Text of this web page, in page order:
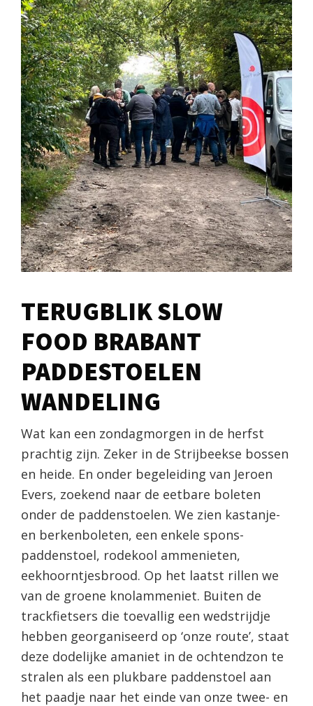
TERUGBLIK SLOW
FOOD BRABANT
PADDESTOELEN
WANDELING
Wat kan een zondagmorgen in de herfst
prachtig zijn. Zeker in de Strijbeekse bossen
en heide. En onder begeleiding van Jeroen
Evers, zoekend naar de eetbare boleten
onder de paddenstoelen. We zien kastanje-
en berkenboleten, een enkele spons-
paddenstoel, rodekool ammenieten,
eekhoorntjesbrood. Op het laatst rillen we
van de groene knolammeniet. Buiten de
trackfietsers die toevallig een wedstrijdje
hebben georganiseerd op ‘onze route’, staat
deze dodelijke amaniet in de ochtendzon te
stralen als een plukbare paddenstoel aan
het paadje naar het einde van onze twee- en